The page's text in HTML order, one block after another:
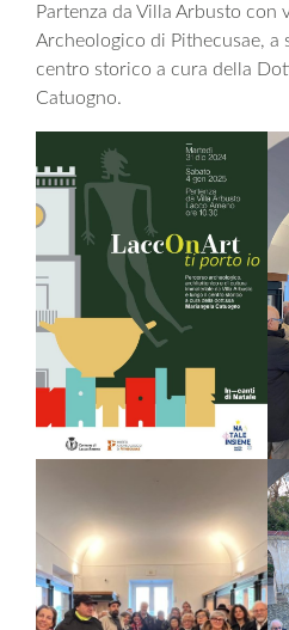
Partenza da Villa Arbusto con
Archeologico di Pithecusae, a
centro storico a cura della
Catuogno.